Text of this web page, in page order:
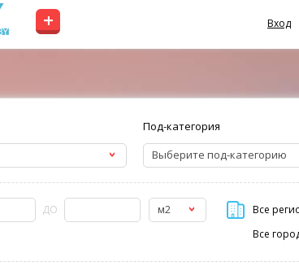
+ Вход
Под-категория
Выберите под-категорию
ДО м2 Все
Все